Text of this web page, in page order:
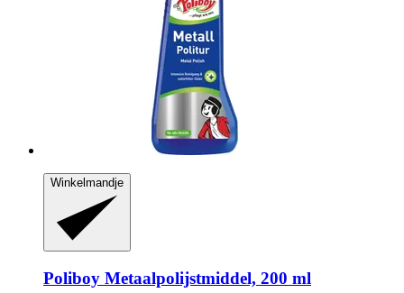
Winkelmandje
Poliboy Metaalpolijstmiddel, 200 ml